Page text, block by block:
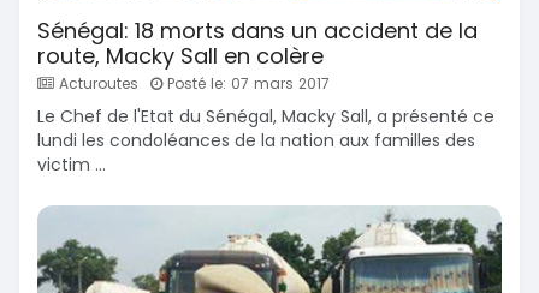
Sénégal: 18 morts dans un accident de la
route, Macky Sall en colère
Acturoutes Posté le: 07 mars 2017
Le Chef de l'Etat du Sénégal, Macky Sall, a présenté ce
lundi les condoléances de la nation aux familles des
victim ...